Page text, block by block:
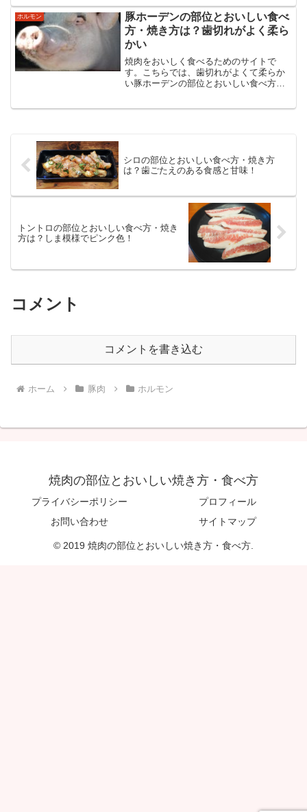
のあらゆる情報を紹介・解説していま
す。
ホルモン
豚ホーデンの部位とおいしい食べ
方・焼き方は？歯切れがよく柔ら
かい
焼肉をおいしく食べるためのサイトで
す。こちらでは、歯切れがよくて柔らか
い豚ホーデンの部位とおいしい食べ方・
シロの部位とおいしい食べ方・焼き方
は？歯ごたえのある食感と甘味！
トントロの部位とおいしい食べ方・焼き
方は？しま模様でピンク色！
コメント
コメントを書き込む
ホーム 豚肉 ホルモン
焼肉の部位とおいしい焼き方・食べ方
プライバシーポリシー
プロフィール
お問い合わせ
サイトマップ
© 2019 焼肉の部位とおいしい焼き方・食べ方.